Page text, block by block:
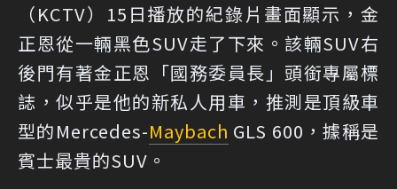
（KCTV）15日播放的紀錄片畫面顯示，金
正恩從一輛黑色SUV走了下來。該輛SUV右
後門有著金正恩「國務委員長」頭銜專屬標
誌，似乎是他的新私人用車，推測是頂級車
型的Mercedes-Maybach GLS 600，據稱是
賓士最貴的SUV。